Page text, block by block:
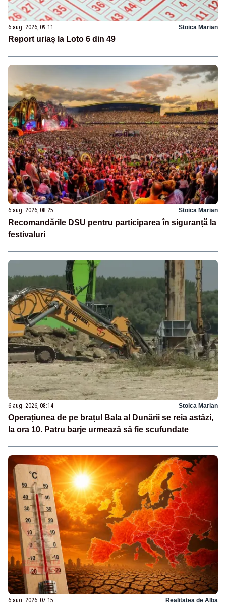
6 aug. 2026, 09:11 Stoica Marian
Report uriaș la Loto 6 din 49
6 aug. 2026, 08:25 Stoica Marian
Recomandările DSU pentru participarea în siguranță la
festivaluri
6 aug. 2026, 08:14 Stoica Marian
Operațiunea de pe brațul Bala al Dunării se reia astăzi,
la ora 10. Patru barje urmează să fie scufundate